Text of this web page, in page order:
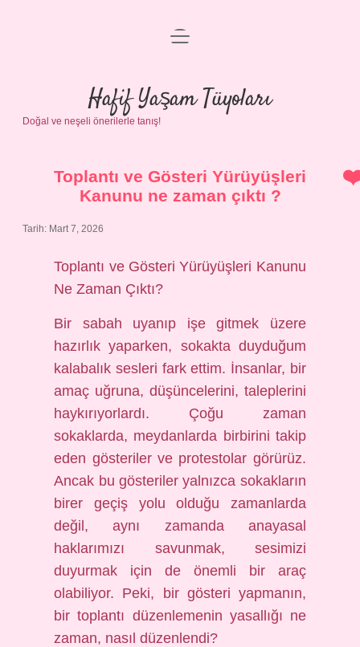
Anasayfa
Gizlilik Politikası
Yasal Uyarı
menüyü
Hafif Yaşam Tüyoları
Doğal ve neşeli önerilerle tanış!
Toplantı ve Gösteri Yürüyüşleri
Kanunu ne zaman çıktı ?
Tarih: Mart 7, 2026
Toplantı ve Gösteri Yürüyüşleri Kanunu
Ne Zaman Çıktı?
Bir sabah uyanıp işe gitmek üzere
hazırlık yaparken, sokakta duyduğum
kalabalık sesleri fark ettim. İnsanlar, bir
amaç uğruna, düşüncelerini, taleplerini
haykırıyorlardı. Çoğu zaman
sokaklarda, meydanlarda birbirini takip
eden gösteriler ve protestolar görürüz.
Ancak bu gösteriler yalnızca sokakların
birer geçiş yolu olduğu zamanlarda
değil, aynı zamanda anayasal
haklarımızı savunmak, sesimizi
duyurmak için de önemli bir araç
olabiliyor. Peki, bir gösteri yapmanın,
bir toplantı düzenlemenin yasallığı ne
zaman, nasıl düzenlendi?